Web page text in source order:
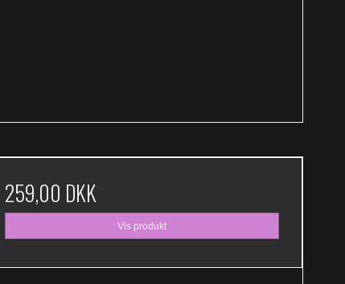
259,00 DKK
Vis produkt